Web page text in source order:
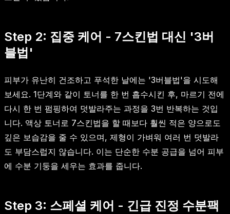
Step 2: 집중 케어 - 7스킨법 대신 '3버
블법'
피부가 유난히 건조하고 푸석한 날에는 '3버블법'을 시도해
보세요. 1단계와 같이 토너를 한 번 흡수시킨 후, 마르기 전에
다시 한 번 펌핑하여 덧발라주는 과정을 3번 반복하는 것입
니다. 액상 토너로 7스킨법을 할 때보다 훨씬 적은 양으로도
깊은 보습감을 줄 수 있으며, 제형이 가벼워 여러 번 덧발라
도 부담스럽지 않습니다. 이는 단순한 수분 공급을 넘어 피부
에 수분 기둥을 세우는 효과를 줍니다.
Step 3: 스페셜 케어 - 긴급 진정 수분팩